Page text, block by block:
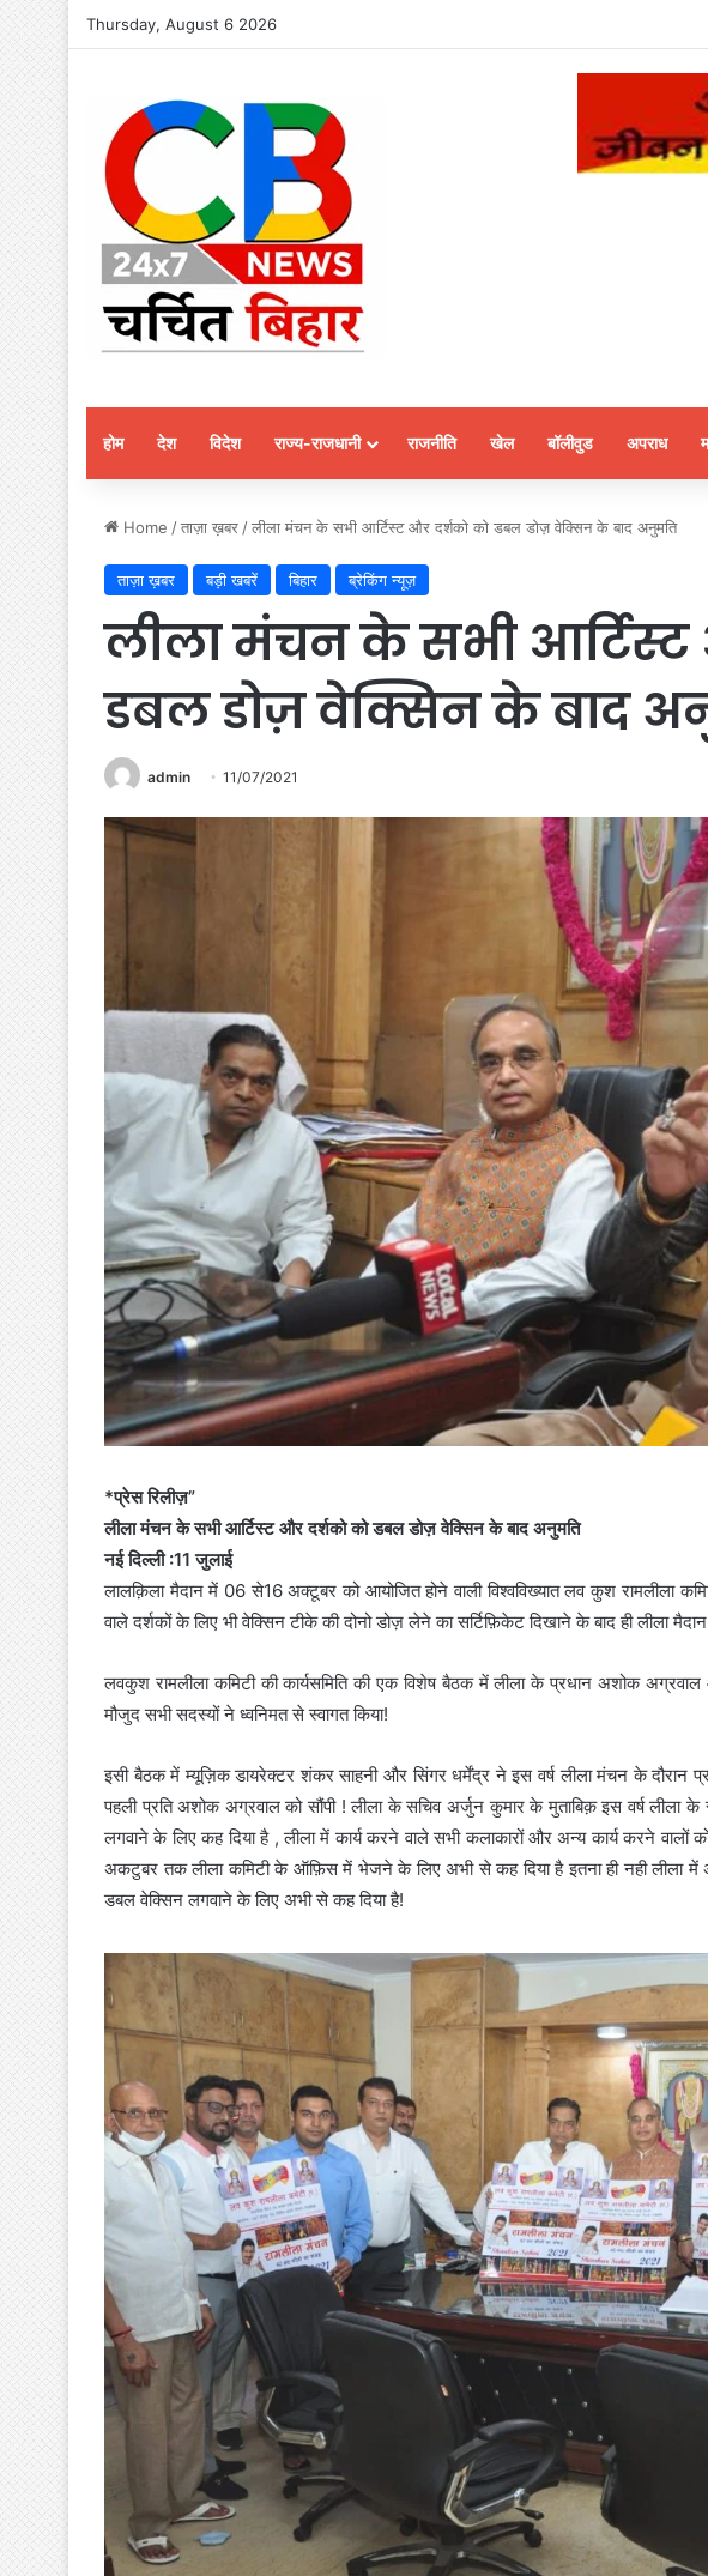
Thursday, August 6 2026
होम देश विदेश राज्य-राजधानी राजनीति खेल बॉलीवुड अपराध
Home /ताज़ा ख़बर /लीला मंचन के सभी आर्टिस्ट और दर्शको को डबल डोज़ वेक्सिन के बाद अनुमति
ताज़ा ख़बर बड़ी खबरें बिहार ब्रेकिंग न्यूज़
लीला मंचन के सभी आर्टिस्ट
डबल डोज़ वेक्सिन के बाद
admin 11/07/2021
*प्रेस रिलीज़”
लीला मंचन के सभी आर्टिस्ट और दर्शको को डबल डोज़ वेक्सिन के बाद अनुमति
नई दिल्ली :11 जुलाई
लालक़िला मैदान में 06 से16 अक्टूबर को आयोजित होने वाली विश्वविख्यात लव कुश रामलीला
वाले दर्शकों के लिए भी वेक्सिन टीके की दोनो डोज़ लेने का सर्टिफ़िकेट दिखाने के बाद ही लीला
लवकुश रामलीला कमिटी की कार्यसमिति की एक विशेष बैठक में लीला के प्रधान अशोक
मौजुद सभी सदस्यों ने ध्वनिमत से स्वागत किया!
इसी बैठक में म्यूज़िक डायरेक्टर शंकर साहनी और सिंगर धर्मेंद्र ने इस वर्ष लीला मंचन के दौरान
पहली प्रति अशोक अग्रवाल को सौंपी ! लीला के सचिव अर्जुन कुमार के मुताबिक़ इस वर्ष लीला
लगवाने के लिए कह दिया है , लीला में कार्य करने वाले सभी कलाकारों और अन्य कार्य करने वालों
अकटुबर तक लीला कमिटी के ऑफ़िस में भेजने के लिए अभी से कह दिया है इतना ही नही लीला
डबल वेक्सिन लगवाने के लिए अभी से कह दिया है!